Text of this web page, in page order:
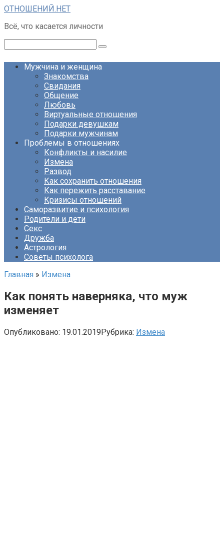
Перейти
контенту
ОТНОШЕНИЙ.НЕТ
Всё, что касается личности
Мужчина и женщина
Знакомства
Свидания
Общение
Любовь
Виртуальные отношения
Подарки девушкам
Подарки мужчинам
Проблемы в отношениях
Конфликты и насилие
Измена
Развод
Как сохранить отношения
Как пережить расставание
Кризисы отношений
Саморазвитие и психология
Родители и дети
Секс
Дружба
Астрология
Советы психолога
Главная » Измена
Как понять наверняка, что муж
изменяет
Опубликовано: 19.01.2019Рубрика: Измена